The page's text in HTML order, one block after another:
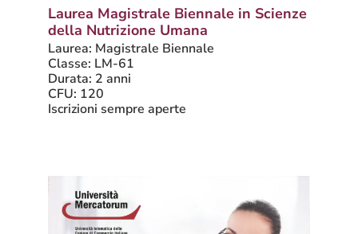
Laurea Magistrale Biennale in Scienze
della Nutrizione Umana
Laurea: Magistrale Biennale
Classe: LM-61
Durata: 2 anni
CFU: 120
Iscrizioni sempre aperte